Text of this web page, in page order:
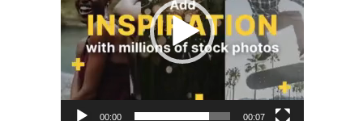
00:00 00:07